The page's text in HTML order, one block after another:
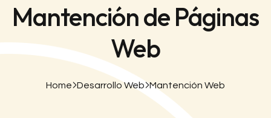
Mantención de Páginas
Web
Home Desarrollo Web Mantención Web